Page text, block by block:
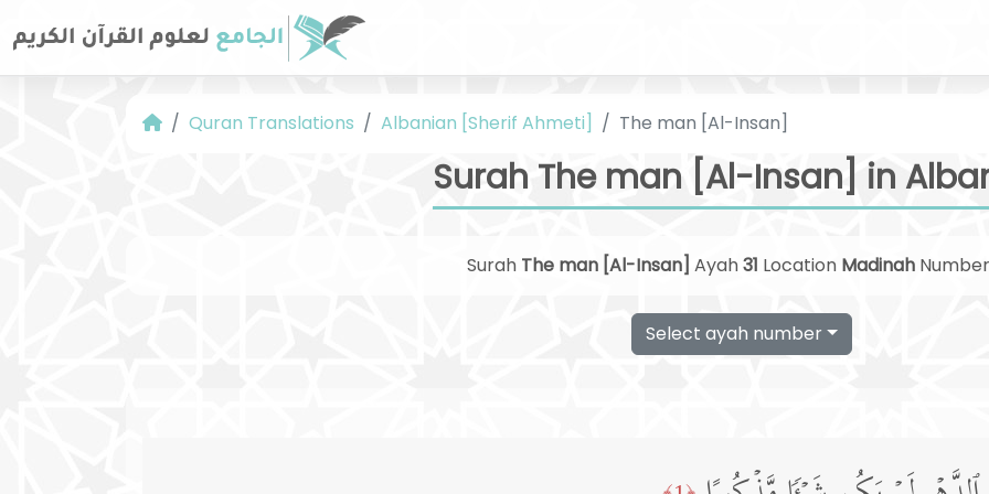
Quran Translations Albanian [Sherif Ahmeti] The man [Al-Insan]
Surah The man [Al-Insan] in
Surah The man [Al-Insan] Ayah 31 Location Madinah Number
Select ayah number